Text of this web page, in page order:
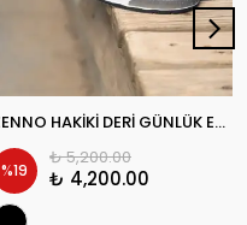
ZENNO HAKİKİ DERİ GÜNLÜK ERKEK SNEAKER AYAKKABI
%19
₺ 5,200.00
₺ 4,200.00